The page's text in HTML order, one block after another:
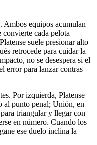
Ambos equipos acumulan
cada pelota
suele presionar alto
retrocede para cuidar la
no se desespera si el
error para lanzar contras
Por izquierda, Platense
al punto penal; Unión, en
triangular y llegar con
en número. Cuando los
ese duelo inclina la